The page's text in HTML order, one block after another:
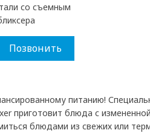
со съемным
Позвонить
питанию!
приготовит блюда с
блюдами из свежих или